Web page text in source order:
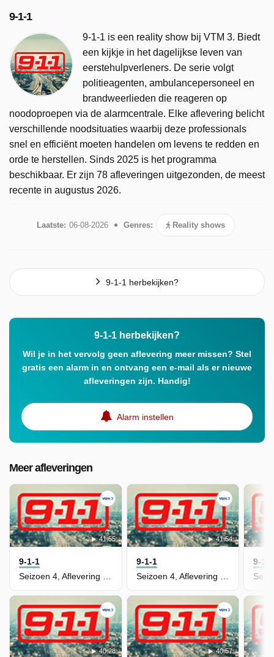
9-1-1
9-1-1 is een reality show bij VTM 3. Biedt
een kijkje in het dagelijkse leven van
eerstehulpverleners. De serie volgt
politieagenten, ambulancepersoneel en
brandweerlieden die reageren op
noodoproepen via de alarmcentrale. Elke aflevering belicht
verschillende noodsituaties waarbij deze professionals
snel en efficiënt moeten handelen om levens te redden en
orde te herstellen. Sinds 2025 is het programma
beschikbaar. Er zijn 78 afleveringen uitgezonden, de meest
recente in augustus 2026.
Laatste: 06-08-2026 Genres: Reality shows
9-1-1 herbekijken?
9-1-1 herbekijken?
Wil je in het vervolg geen aflevering meer missen? Stel
gratis een alarm in en ontvang een e-mail als er nieuwe
afleveringen zijn. Handig!
Alarm instellen
Meer afleveringen
41:55
9-1-1
Seizoen 4, Aflevering 8 - Breaking Point
41:54
9-1-1
Seizoen 4, Aflevering 7 - There Goes the Neighborhood
40:28 40:57
9-1-1